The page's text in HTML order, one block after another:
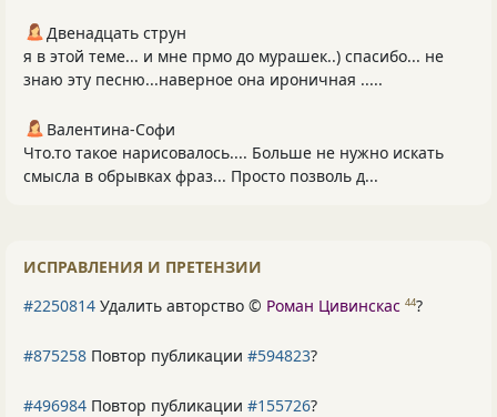
Двенадцать струн
я в этой теме... и мне прмо до мурашек..) спасибо... не
знаю эту песню...наверное она ироничная .....
Валентина-Софи
Что.то такое нарисовалось.... Больше не нужно искать
смысла в обрывках фраз... Просто позволь д...
ИСПРАВЛЕНИЯ И ПРЕТЕНЗИИ
#2250814 Удалить авторство © Роман Цивинскас 44?
#875258 Повтор публикации #594823?
#496984 Повтор публикации #155726?